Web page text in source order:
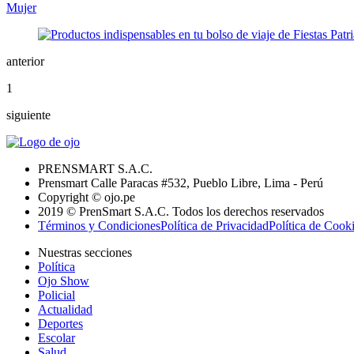
Mujer
anterior
1
siguiente
PRENSMART S.A.C.
Prensmart Calle Paracas #532, Pueblo Libre, Lima - Perú
Copyright © ojo.pe
2019 © PrenSmart S.A.C. Todos los derechos reservados
Términos y CondicionesPolítica de PrivacidadPolítica de
Nuestras secciones
Política
Ojo Show
Policial
Actualidad
Deportes
Escolar